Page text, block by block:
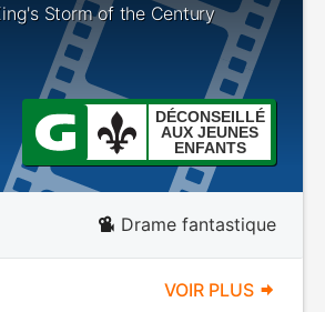
Storm of the Century
DÉCONSEILLÉ
AUX JEUNES
ENFANTS
Drame fantastique
VOIR PLUS